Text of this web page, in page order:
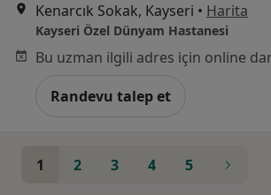
Kenarcık Sokak, Kayseri • Harita
Kayseri Özel Dünyam Hastanesi
Randevu talep et
1 2 3 4 5